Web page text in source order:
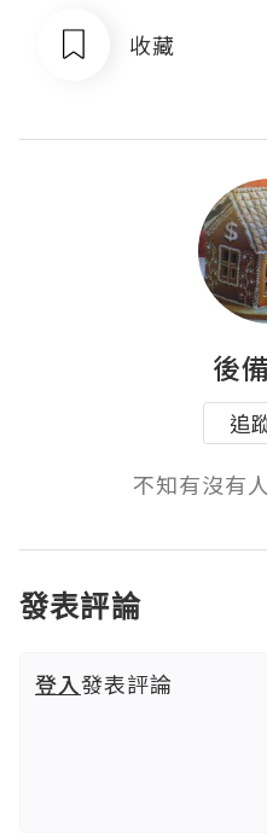
收藏
後
追
不知有沒有
發表評論
登入發表評論